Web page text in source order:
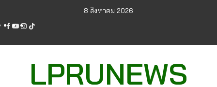
content
8 สิงหาคม 2026
facebook
youtube
instagram
tiktok
LPRUNEWS